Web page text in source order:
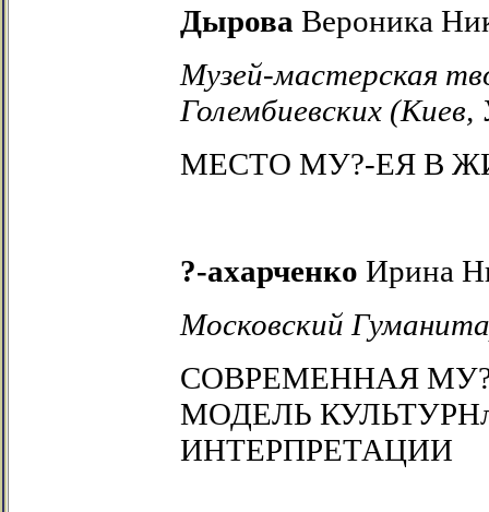
Дырова Вероника
Музей-мастерская
Голембиевских (Киев,
МЕСТО МУ?-ЕЯ В
?-ахарченко Ирина
Московский
СОВРЕМЕННАЯ
МОДЕЛЬ
ИНТЕРПРЕТАЦИИ